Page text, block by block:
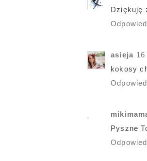
Dziękuję
asieja
kokosy
Pyszne